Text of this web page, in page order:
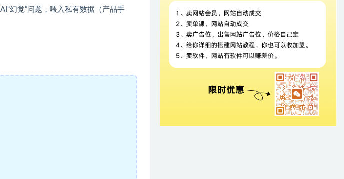
幻觉”问题，喂入私有数据（产品手